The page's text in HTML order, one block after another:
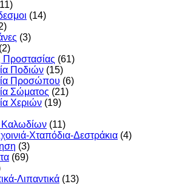
(14)
(3)
(2)
Προστασίας (61)
Ποδιών (15)
Προσώπου (6)
Σώματος (21)
Χεριών (19)
Καλωδίων (11)
Χταπόδια-Δεστράκια (4)
(3)
(69)
Λιπαντικά (13)